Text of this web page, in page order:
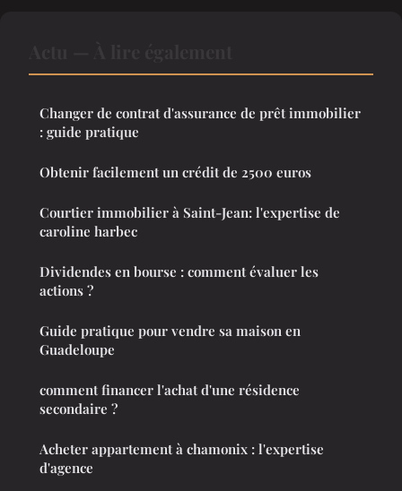
Changer de contrat d'assurance de prêt immobilier
: guide pratique
Obtenir facilement un crédit de 2500 euros
Courtier immobilier à Saint-Jean: l'expertise de
caroline harbec
Dividendes en bourse : comment évaluer les
actions ?
Guide pratique pour vendre sa maison en
Guadeloupe
comment financer l'achat d'une résidence
secondaire ?
Acheter appartement à chamonix : l'expertise
d'agence